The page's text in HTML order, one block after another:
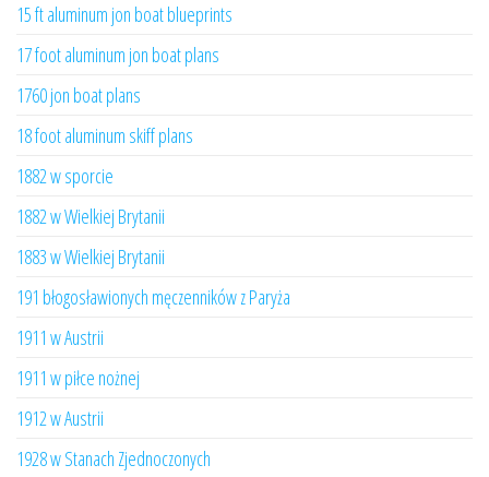
15 ft aluminum jon boat blueprints
17 foot aluminum jon boat plans
1760 jon boat plans
18 foot aluminum skiff plans
1882 w sporcie
1882 w Wielkiej Brytanii
1883 w Wielkiej Brytanii
191 błogosławionych męczenników z Paryża
1911 w Austrii
1911 w piłce nożnej
1912 w Austrii
1928 w Stanach Zjednoczonych